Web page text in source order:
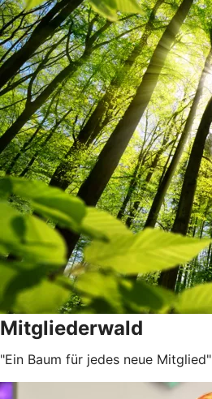
Mitgliederwald
"Ein Baum für jedes neue Mitglied"